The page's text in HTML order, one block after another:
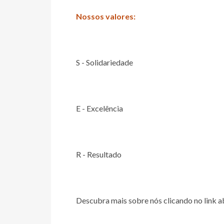
Nossos valores:
S - Solidariedade
E - Excelência
R - Resultado
Descubra mais sobre nós clicando no link